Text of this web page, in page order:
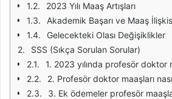
2023 Yılı Maaş Artışları
Akademik Başarı ve Maaş
Gelecekteki Olası Değişiklikler
SSS (Sıkça Sorulan Sorular)
1. 2023 yılında profesör doktor
2. Profesör doktor maaşları
3. Ek ödemeler profesör